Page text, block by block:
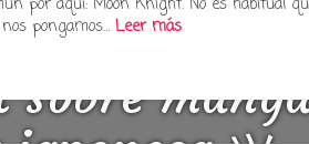
sobre
por aquí: Moon Knight. No es habitual
pongamos…Leer más